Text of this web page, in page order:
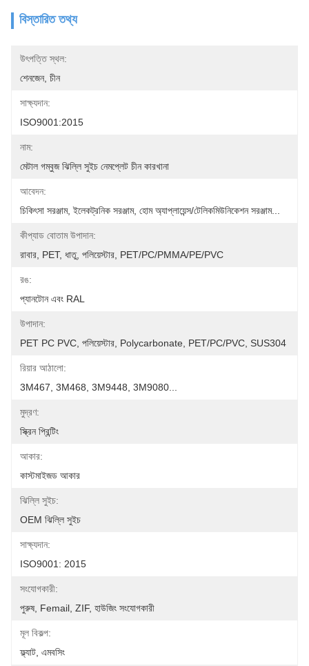
বিস্তারিত তথ্য
উৎপত্তি স্থল:
শেনজেন, চীন
সাক্ষ্যদান:
ISO9001:2015
নাম:
মেটাল গম্বুজ ঝিল্লি সুইচ নেমপ্লেট চীন কারখানা
আবেদন:
চিকিৎসা সরঞ্জাম, ইলেকট্রনিক সরঞ্জাম, হোম অ্যাপ্লায়েন্স/টেলিকমিউনিকেশন সরঞ্জাম...
কীপ্যাড বোতাম উপাদান:
রাবার, PET, ধাতু, পলিয়েস্টার, PET/PC/PMMA/PE/PVC
রঙ:
প্যানটোন এবং RAL
উপাদান:
PET PC PVC, পলিয়েস্টার, Polycarbonate, PET/PC/PVC, SUS304
রিয়ার আঠালো:
3M467, 3M468, 3M9448, 3M9080...
মুদ্রণ:
স্ক্রিন প্রিন্টিং
আকার:
কাস্টমাইজড আকার
ঝিল্লি সুইচ:
OEM ঝিল্লি সুইচ
সাক্ষ্যদান:
ISO9001: 2015
সংযোগকারী:
পুরুষ, Femail, ZIF, হাউজিং সংযোগকারী
মূল বিকল্প:
ফ্ল্যাট, এমবসিং